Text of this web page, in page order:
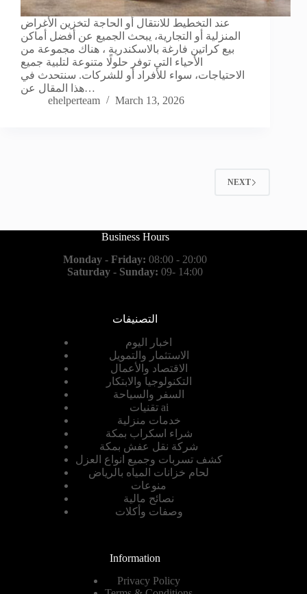
عند التخطيط للانتقال أو الحاجة لتخزين الأغراض
المنزلية أو التجارية، يبحث الجميع عن أفضل أماكن
بيع كراتين فارغة بالاسكندرية ، هناك مجموعة من
الأحياء التي توفر حلولًا متنوعة لتلبية جميع
الاحتياجات، سواء للأفراد أو للشركات. سنتحدث في
هذا المقال عن…
ehelperteam
March 13, 2026
NEXT
Business Hours
Monday - Friday: 08:00 - 20:00
Saturday - Sunday: 09- 14:00
التصنيفات
اخبار اليوم
الاستثمار والتمويل
الاقتصاد والأعمال
التكنولوجيا والابتكار
السفر والسياحة
تقنيات ai
خدمات منزلية
شراء اسكراب بمكة
شركة نقل عفش بمكة
كشف تسربات وجميع انواع العزل
لحام خزانات المياه بالرياض
منوعات
نصائح مالية
وصفات وأكلات
Information
Privacy Policy